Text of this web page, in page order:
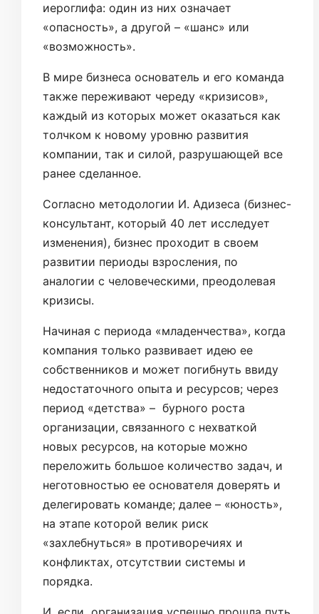
иероглифа: один из них означает
«опасность», а другой – «шанс» или
«возможность».
В мире бизнеса основатель и его команда
также переживают череду «кризисов»,
каждый из которых может оказаться как
толчком к новому уровню развития
компании, так и силой, разрушающей все
ранее сделанное.
Согласно методологии И. Адизеса (бизнес-
консультант, который 40 лет исследует
изменения), бизнес проходит в своем
развитии периоды взросления, по
аналогии с человеческими, преодолевая
кризисы.
Начиная с периода «младенчества», когда
компания только развивает идею ее
собственников и может погибнуть ввиду
недостаточного опыта и ресурсов; через
период «детства» – бурного роста
организации, связанного с нехваткой
новых ресурсов, на которые можно
переложить большое количество задач, и
неготовностью ее основателя доверять и
делегировать команде; далее – «юность»,
на этапе которой велик риск
«захлебнуться» в противоречиях и
конфликтах, отсутствии системы и
порядка.